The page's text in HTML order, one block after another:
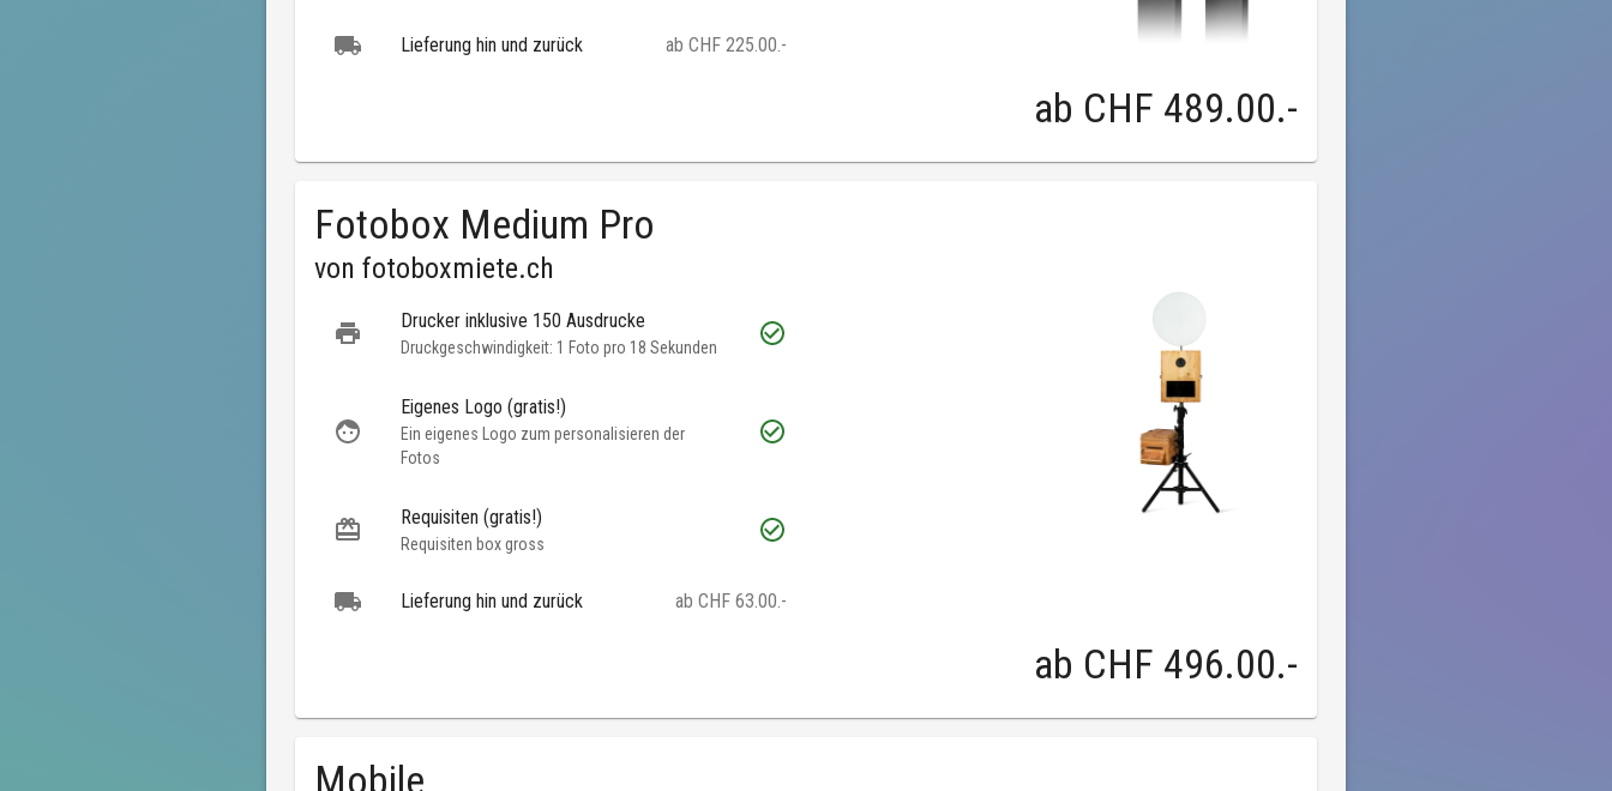
Lieferung hin und zurück ab CHF 225.00.-
ab CHF 489.00.-
Fotobox Medium Pro
von fotoboxmiete.ch
Drucker inklusive 150 Ausdrucke
Druckgeschwindigkeit: 1 Foto pro 18 Sekunden
Eigenes Logo (gratis!)
Ein eigenes Logo zum personalisieren der
Fotos
Requisiten (gratis!)
Requisiten box gross
Lieferung hin und zurück ab CHF 63.00.-
ab CHF 496.00.-
Mobile